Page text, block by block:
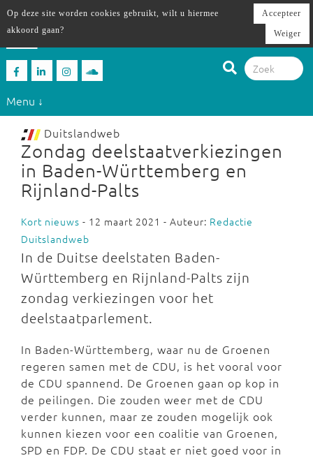
Menu ↓
Duitslandweb
Zondag deelstaatverkiezingen
in Baden-Württemberg en
Rijnland-Palts
Kort nieuws - 12 maart 2021 - Auteur: Redactie
Duitslandweb
In de Duitse deelstaten Baden-
Württemberg en Rijnland-Palts zijn
zondag verkiezingen voor het
deelstaatparlement.
In Baden-Württemberg, waar nu de Groenen
regeren samen met de CDU, is het vooral voor
de CDU spannend. De Groenen gaan op kop in
de peilingen. Die zouden weer met de CDU
verder kunnen, maar ze zouden mogelijk ook
kunnen kiezen voor een coalitie van Groenen,
SPD en FDP. De CDU staat er niet goed voor in
Op deze site worden cookies gebruikt, wilt u hiermee
akkoord gaan?
Accepteer
Weiger